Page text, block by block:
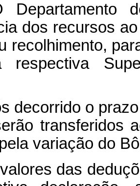
dos recursos
recolhimento,
respectiva
decorrido o
transferidos
variação do
das